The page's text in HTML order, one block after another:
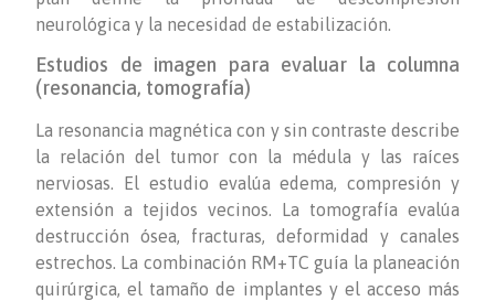
neurológica y la necesidad de estabilización.
Estudios de imagen para evaluar la columna
(resonancia, tomografía)
La resonancia magnética con y sin contraste describe
la relación del tumor con la médula y las raíces
nerviosas. El estudio evalúa edema, compresión y
extensión a tejidos vecinos. La tomografía evalúa
destrucción ósea, fracturas, deformidad y canales
estrechos. La combinación RM+TC guía la planeación
quirúrgica, el tamaño de implantes y el acceso más